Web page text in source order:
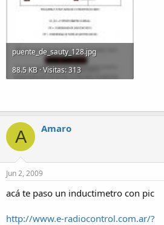
puente_de_sauty_128.jpg
88.5 KB · Visitas: 313
A Amaro
Jun 2, 2009
acá te paso un inductimetro con pic
http://www.e-radiocontrol.com.ar/?